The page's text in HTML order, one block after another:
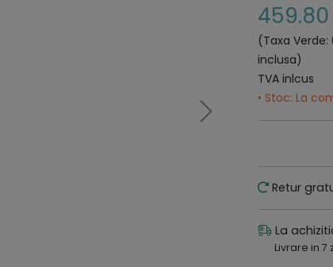
459.80
(Taxa Verde:
inclusa)
TVA inlcus
• Stoc: La
Retur
La
Livrare in